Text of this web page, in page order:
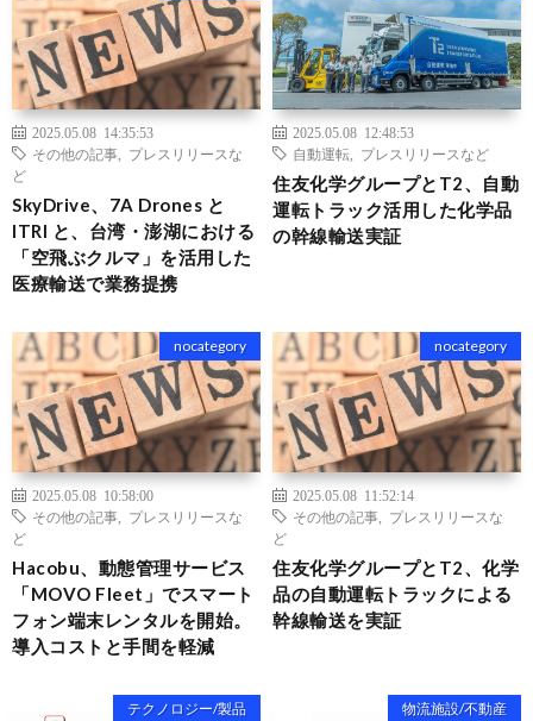
2025.05.08 14:35:53
その他の記事
プレスリリースな
ど
SkyDrive、7A Drones と
ITRI と、台湾・澎湖における
「空飛ぶクルマ」を活用した
医療輸送で業務提携
2025.05.08 12:48:53
自動運転
プレスリリースなど
住友化学グループとT2、自動
運転トラック活用した化学品
の幹線輸送実証
nocategory
2025.05.08 10:58:00
その他の記事
プレスリリースな
ど
Hacobu、動態管理サービス
「MOVO Fleet」でスマート
フォン端末レンタルを開始。
導入コストと手間を軽減
nocategory
2025.05.08 11:52:14
その他の記事
プレスリリースな
ど
住友化学グループとT2、化学
品の自動運転トラックによる
幹線輸送を実証
テクノロジー/製品 物流施設/不動産